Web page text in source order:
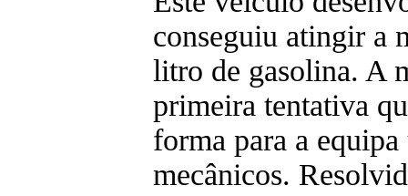
conseguiu atingir a
litro de gasolina. A
primeira tentativa
forma para a
mecânicos.